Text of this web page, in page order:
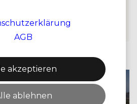
AGB
akzeptieren
ablehnen
& COUNTRY CLUB